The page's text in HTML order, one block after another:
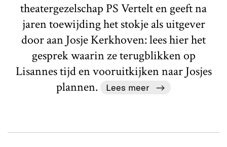
theatergezelschap PS Vertelt en geeft na
jaren toewijding het stokje als uitgever
door aan Josje Kerkhoven: lees hier het
gesprek waarin ze terugblikken op
Lisannes tijd en vooruitkijken naar Josjes
plannen.
Lees meer